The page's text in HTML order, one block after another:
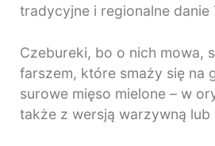
tradycyjne i regionalne danie
Czebureki, bo o nich mowa,
farszem, które smaży się na
surowe mięso mielone – w
także z wersją warzywną lub